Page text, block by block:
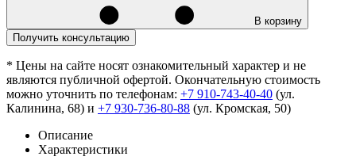
В корзину
Получить консультацию
* Цены на сайте носят ознакомительный характер и не
являются публичной офертой. Окончательную стоимость
можно уточнить по телефонам: +7 910-743-40-40 (ул.
Калинина, 68) и +7 930-736-80-88 (ул. Кромская, 50)
Описание
Характеристики